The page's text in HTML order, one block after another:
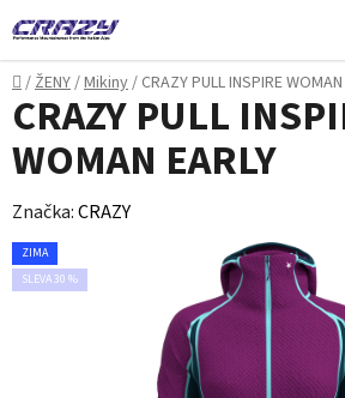
na
obsah
Domů
/ŽENY/Mikiny/ CRAZY PULL INSPIRE WOMAN
CRAZY PULL
WOMAN EARLY
Značka:CRAZY
ZIMA
SLEVA 30 %